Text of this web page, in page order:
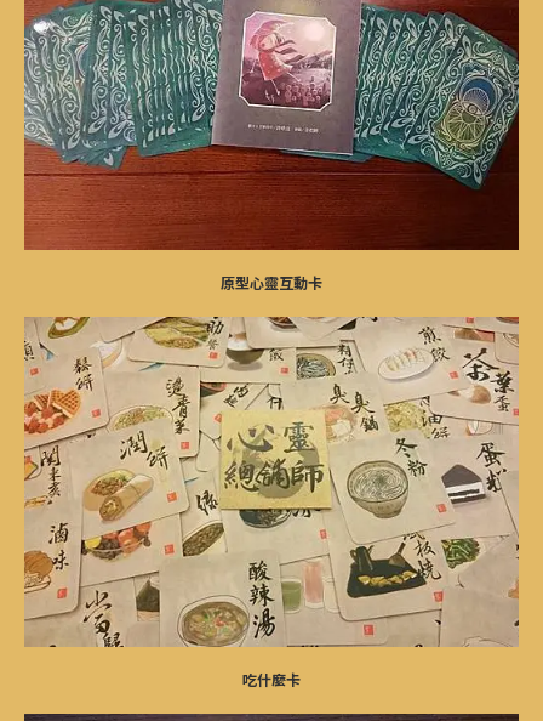
原型心靈互動卡
吃什麼卡